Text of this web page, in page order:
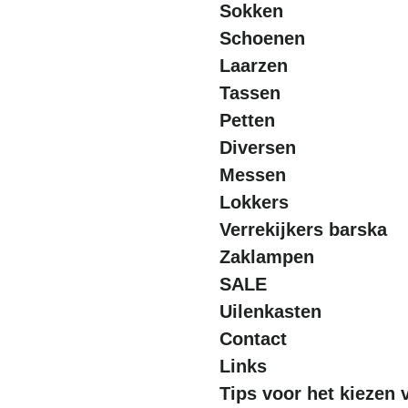
Sokken
Schoenen
Laarzen
Tassen
Petten
Diversen
Messen
Lokkers
Verrekijkers barska
Zaklampen
SALE
Uilenkasten
Contact
Links
Tips voor het kiezen